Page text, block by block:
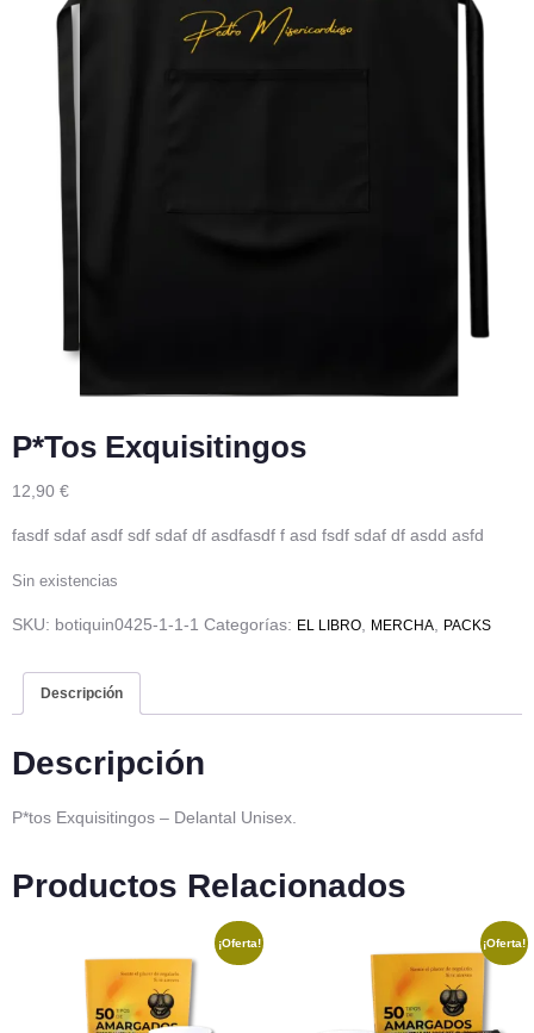
P*tos Exquisitingos
12,90 €
fasdf sdaf asdf sdf sdaf df asdfasdf f asd fsdf sdaf df asdd asfd
Sin existencias
SKU: botiquin0425-1-1-1 Categorías: EL LIBRO MERCHA PACKS
Descripción
Descripción
P*tos Exquisitingos – Delantal Unisex.
Productos Relacionados
¡Oferta! ¡Oferta!